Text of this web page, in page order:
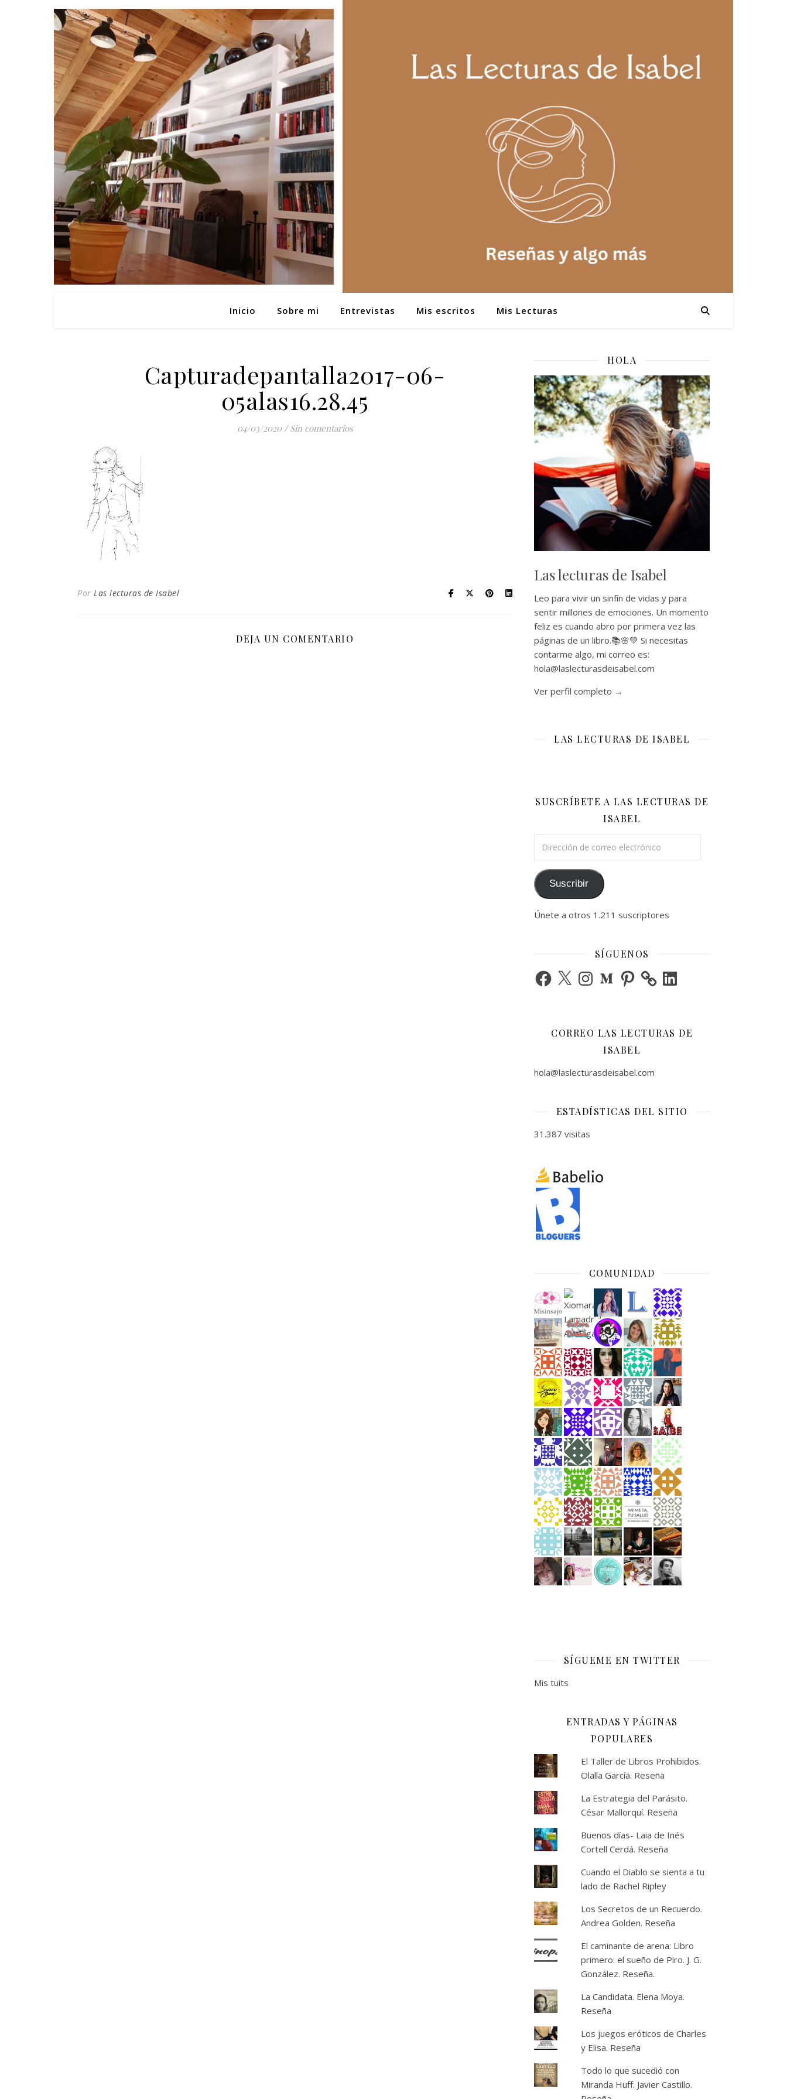
Inicio Sobre mi Entrevistas Mis escritos Mis Lecturas
Capturadepantalla2017-06-
05alas16.28.45
04/03/2020 / Sin comentarios
Por Las lecturas de Isabel
DEJA UN COMENTARIO
HOLA
Las lecturas de Isabel
Leo para vivir un sinfín de vidas y para
sentir millones de emociones. Un momento
feliz es cuando abro por primera vez las
páginas de un libro.📚🌸💚 Si necesitas
contarme algo, mi correo es:
hola@laslecturasdeisabel.com
Ver perfil completo →
LAS LECTURAS DE ISABEL
SUSCRÍBETE A LAS LECTURAS DE
ISABEL
Suscribir
Únete a otros 1.211 suscriptores
SÍGUENOS
Facebook
X InstagramMediumPinterest LinkedIn
CORREO LAS LECTURAS DE
ISABEL
hola@laslecturasdeisabel.com
ESTADÍSTICAS DEL SITIO
31.387 visitas
COMUNIDAD
SÍGUEME EN TWITTER
Mis tuits
ENTRADAS Y PÁGINAS
POPULARES
El Taller de Libros Prohibidos.
Olalla García. Reseña
La Estrategia del Parásito.
César Mallorquí. Reseña
Buenos días- Laia de Inés
Cortell Cerdá. Reseña
Cuando el Diablo se sienta a tu
lado de Rachel Ripley
Los Secretos de un Recuerdo.
Andrea Golden. Reseña
El caminante de arena: Libro
primero: el sueño de Piro. J. G.
González. Reseña.
La Candidata. Elena Moya.
Reseña
Los juegos eróticos de Charles
y Elisa. Reseña
Todo lo que sucedió con
Miranda Huff. Javier Castillo.